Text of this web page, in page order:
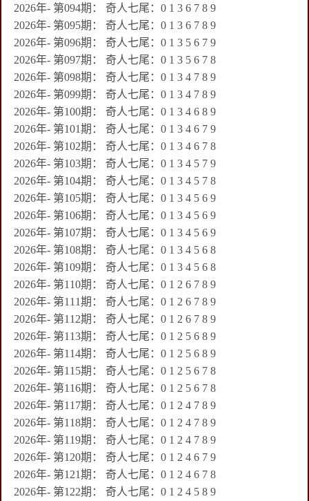
2026年- 第094期： 奇人七尾：0 1 3 6 7 8 9
2026年- 第095期： 奇人七尾：0 1 3 6 7 8 9
2026年- 第096期： 奇人七尾：0 1 3 5 6 7 9
2026年- 第097期： 奇人七尾：0 1 3 5 6 7 8
2026年- 第098期： 奇人七尾：0 1 3 4 7 8 9
2026年- 第099期： 奇人七尾：0 1 3 4 7 8 9
2026年- 第100期： 奇人七尾：0 1 3 4 6 8 9
2026年- 第101期： 奇人七尾：0 1 3 4 6 7 9
2026年- 第102期： 奇人七尾：0 1 3 4 6 7 8
2026年- 第103期： 奇人七尾：0 1 3 4 5 7 9
2026年- 第104期： 奇人七尾：0 1 3 4 5 7 8
2026年- 第105期： 奇人七尾：0 1 3 4 5 6 9
2026年- 第106期： 奇人七尾：0 1 3 4 5 6 9
2026年- 第107期： 奇人七尾：0 1 3 4 5 6 9
2026年- 第108期： 奇人七尾：0 1 3 4 5 6 8
2026年- 第109期： 奇人七尾：0 1 3 4 5 6 8
2026年- 第110期： 奇人七尾：0 1 2 6 7 8 9
2026年- 第111期： 奇人七尾：0 1 2 6 7 8 9
2026年- 第112期： 奇人七尾：0 1 2 6 7 8 9
2026年- 第113期： 奇人七尾：0 1 2 5 6 8 9
2026年- 第114期： 奇人七尾：0 1 2 5 6 8 9
2026年- 第115期： 奇人七尾：0 1 2 5 6 7 8
2026年- 第116期： 奇人七尾：0 1 2 5 6 7 8
2026年- 第117期： 奇人七尾：0 1 2 4 7 8 9
2026年- 第118期： 奇人七尾：0 1 2 4 7 8 9
2026年- 第119期： 奇人七尾：0 1 2 4 7 8 9
2026年- 第120期： 奇人七尾：0 1 2 4 6 7 9
2026年- 第121期： 奇人七尾：0 1 2 4 6 7 8
2026年- 第122期： 奇人七尾：0 1 2 4 5 8 9